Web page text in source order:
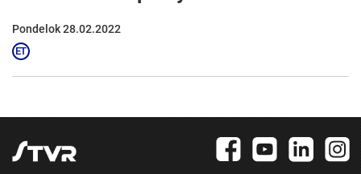
Pondelok 28.02.2022